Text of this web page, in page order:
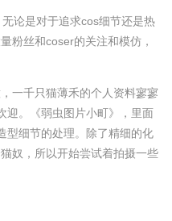
论是对于追求cos细节还是热
粉丝和coser的关注和模仿，
一千只猫薄禾的个人资料寥寥
迎。《弱虫图片小町》，里面
型细节的处理。除了精细的化
奴，所以开始尝试着拍摄一些